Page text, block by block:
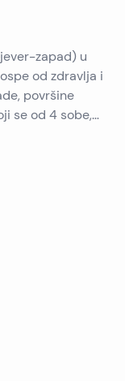
zapad) u
od zdravlja i
površine
se od 4 sobe,